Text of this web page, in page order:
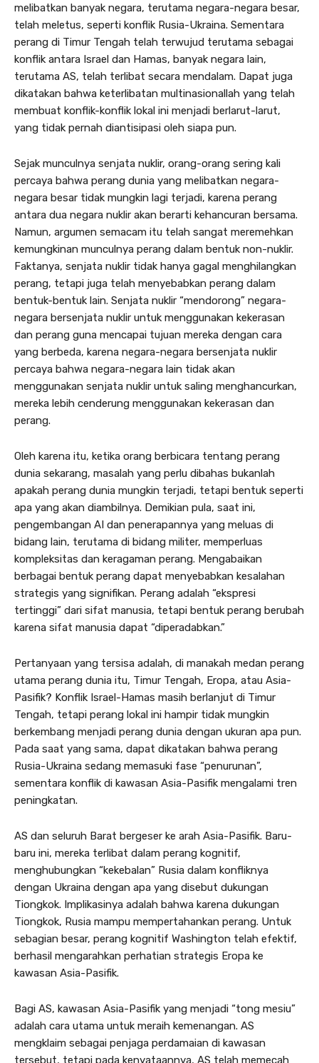
melibatkan banyak negara, terutama negara-negara besar,
telah meletus, seperti konflik Rusia-Ukraina. Sementara
perang di Timur Tengah telah terwujud terutama sebagai
konflik antara Israel dan Hamas, banyak negara lain,
terutama AS, telah terlibat secara mendalam. Dapat juga
dikatakan bahwa keterlibatan multinasionallah yang telah
membuat konflik-konflik lokal ini menjadi berlarut-larut,
yang tidak pernah diantisipasi oleh siapa pun.
Sejak munculnya senjata nuklir, orang-orang sering kali
percaya bahwa perang dunia yang melibatkan negara-
negara besar tidak mungkin lagi terjadi, karena perang
antara dua negara nuklir akan berarti kehancuran bersama.
Namun, argumen semacam itu telah sangat meremehkan
kemungkinan munculnya perang dalam bentuk non-nuklir.
Faktanya, senjata nuklir tidak hanya gagal menghilangkan
perang, tetapi juga telah menyebabkan perang dalam
bentuk-bentuk lain. Senjata nuklir “mendorong” negara-
negara bersenjata nuklir untuk menggunakan kekerasan
dan perang guna mencapai tujuan mereka dengan cara
yang berbeda, karena negara-negara bersenjata nuklir
percaya bahwa negara-negara lain tidak akan
menggunakan senjata nuklir untuk saling menghancurkan,
mereka lebih cenderung menggunakan kekerasan dan
perang.
Oleh karena itu, ketika orang berbicara tentang perang
dunia sekarang, masalah yang perlu dibahas bukanlah
apakah perang dunia mungkin terjadi, tetapi bentuk seperti
apa yang akan diambilnya. Demikian pula, saat ini,
pengembangan AI dan penerapannya yang meluas di
bidang lain, terutama di bidang militer, memperluas
kompleksitas dan keragaman perang. Mengabaikan
berbagai bentuk perang dapat menyebabkan kesalahan
strategis yang signifikan. Perang adalah “ekspresi
tertinggi” dari sifat manusia, tetapi bentuk perang berubah
karena sifat manusia dapat “diperadabkan.”
Pertanyaan yang tersisa adalah, di manakah medan perang
utama perang dunia itu, Timur Tengah, Eropa, atau Asia-
Pasifik? Konflik Israel-Hamas masih berlanjut di Timur
Tengah, tetapi perang lokal ini hampir tidak mungkin
berkembang menjadi perang dunia dengan ukuran apa pun.
Pada saat yang sama, dapat dikatakan bahwa perang
Rusia-Ukraina sedang memasuki fase “penurunan”,
sementara konflik di kawasan Asia-Pasifik mengalami tren
peningkatan.
AS dan seluruh Barat bergeser ke arah Asia-Pasifik. Baru-
baru ini, mereka terlibat dalam perang kognitif,
menghubungkan “kekebalan” Rusia dalam konfliknya
dengan Ukraina dengan apa yang disebut dukungan
Tiongkok. Implikasinya adalah bahwa karena dukungan
Tiongkok, Rusia mampu mempertahankan perang. Untuk
sebagian besar, perang kognitif Washington telah efektif,
berhasil mengarahkan perhatian strategis Eropa ke
kawasan Asia-Pasifik.
Bagi AS, kawasan Asia-Pasifik yang menjadi “tong mesiu”
adalah cara utama untuk meraih kemenangan. AS
mengklaim sebagai penjaga perdamaian di kawasan
tersebut, tetapi pada kenyataannya, AS telah memecah